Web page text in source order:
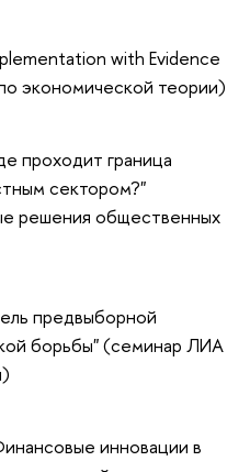
with Evidence
экономической теории)
проходит граница
сектором?"
решения общественных
предвыборной
борьбы" (семинар ЛИА
инновации в